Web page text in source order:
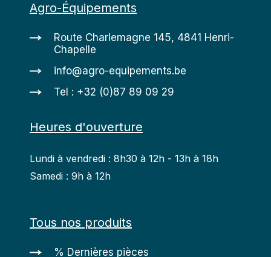
Agro-Équipements
Route Charlemagne 145, 4841 Henri-
Chapelle
info@agro-equipements.be
Tel : +32 (0)87 89 09 29
Heures d'ouverture
Lundi à vendredi : 8h30 à 12h - 13h à 18h
Samedi : 9h à 12h
Tous nos produits
% Dernières pièces